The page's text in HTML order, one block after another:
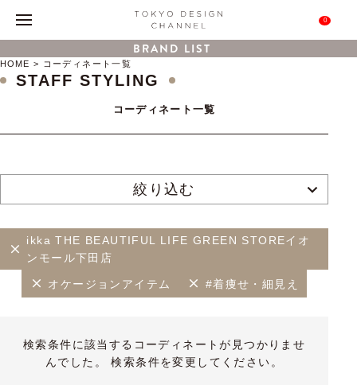
0
BRAND LIST
HOME コーディネート一覧
STAFF STYLING
コーディネート一覧
絞り込む
ikka THE BEAUTIFUL LIFE GREEN STOREイオ
ンモール下田店
オケージョンアイテム #着痩せ・細見え
検索条件に該当するコーディネートが見つかりませ
んでした。 検索条件を変更してください。